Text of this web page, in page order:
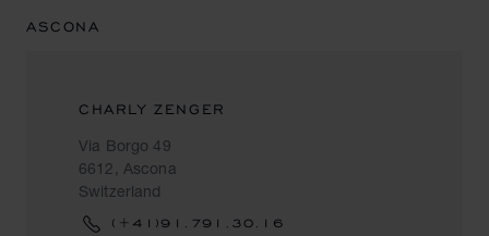
ASCONA
CHARLY ZENGER
Via Borgo 49
6612, Ascona
Switzerland
(+41)91.791.30.16